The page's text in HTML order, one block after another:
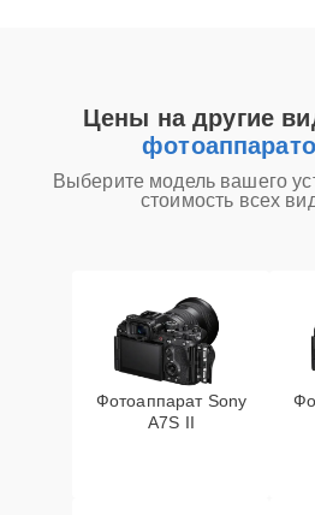
Цены на другие
Выберите модель вашего
стоимость всех
Фотоаппарат Sony
A7S II